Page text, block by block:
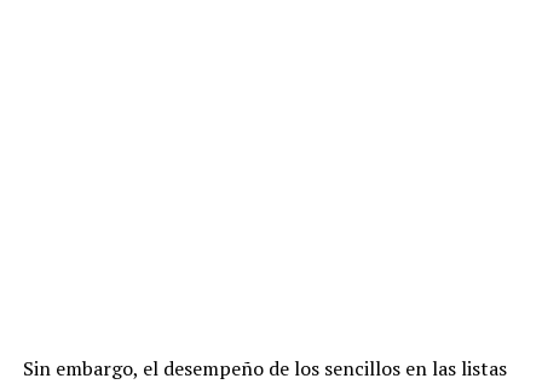
Sin embargo, el desempeño de los sencillos en las listas